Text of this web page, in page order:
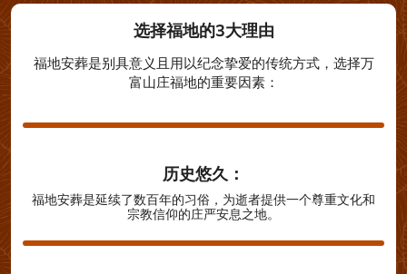
选择福地的3大理由
福地安葬是别具意义且用以纪念挚爱的传统方式，选择万
富山庄福地的重要因素：
历史悠久：
福地安葬是延续了数百年的习俗，为逝者提供一个尊重文化和
宗教信仰的庄严安息之地。